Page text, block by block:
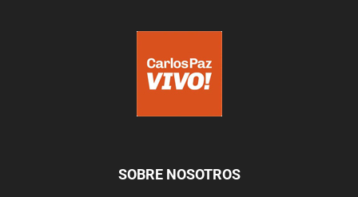
SOBRE NOSOTROS